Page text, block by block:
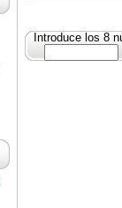
Introduce los 8